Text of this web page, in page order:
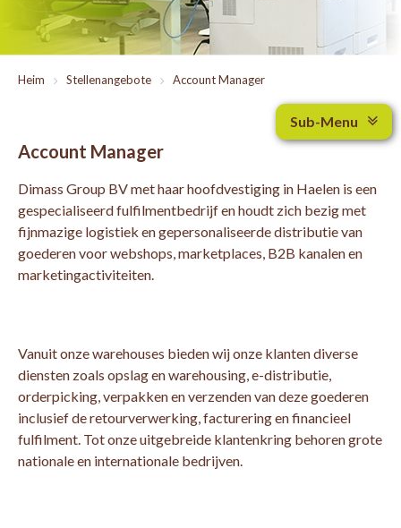
Heim > Stellenangebote > Account Manager
Sub-Menu
Account Manager
Dimass Group BV met haar hoofdvestiging in Haelen is een
gespecialiseerd fulfilmentbedrijf en houdt zich bezig met
fijnmazige logistiek en gepersonaliseerde distributie van
goederen voor webshops, marketplaces, B2B kanalen en
marketingactiviteiten.
Vanuit onze warehouses bieden wij onze klanten diverse
diensten zoals opslag en warehousing, e-distributie,
orderpicking, verpakken en verzenden van deze goederen
inclusief de retourverwerking, facturering en financieel
fulfilment. Tot onze uitgebreide klantenkring behoren grote
nationale en internationale bedrijven.